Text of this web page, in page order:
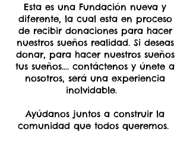
Esta es una Fundación nueva y
diferente, la cual esta en proceso
de recibir donaciones para hacer
nuestros sueños realidad. Si deseas
donar, para hacer nuestros sueños
tus sueños.... contáctenos y únete a
nosotros, será una experiencia
inolvidable.
Ayúdanos juntos a construir la
comunidad que todos queremos.